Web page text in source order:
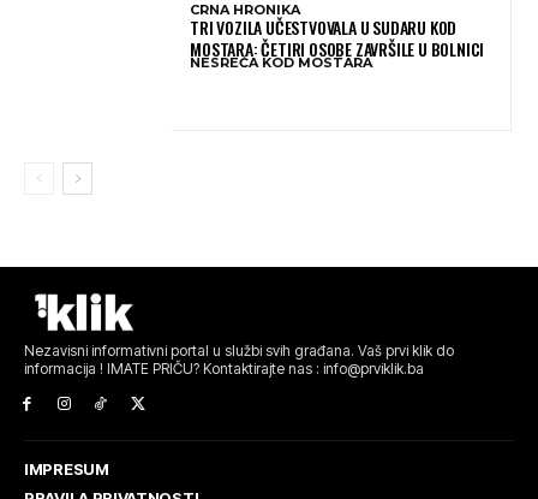
CRNA HRONIKA
TRI VOZILA UČESTVOVALA U SUDARU KOD
MOSTARA: ČETIRI OSOBE ZAVRŠILE U BOLNICI
NESREĆA KOD MOSTARA
Nezavisni informativni portal u službi svih građana. Vaš prvi klik do
informacija ! IMATE PRIČU? Kontaktirajte nas : info@prviklik.ba
IMPRESUM